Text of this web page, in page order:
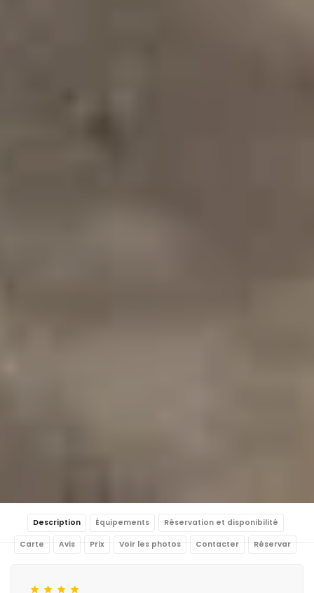
Description Équipements Réservation et disponibilité
Carte Avis Prix Voir les photos Contacter Réservar